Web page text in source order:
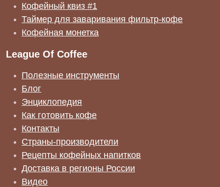
Кофейный квиз #1
Таймер для заваривания фильтр-кофе
Кофейная монетка
League Of Coffee
Полезные инструменты
Блог
Энциклопедия
Как готовить кофе
Контакты
Страны-производители
Рецепты кофейных напитков
Доставка в регионы России
Видео